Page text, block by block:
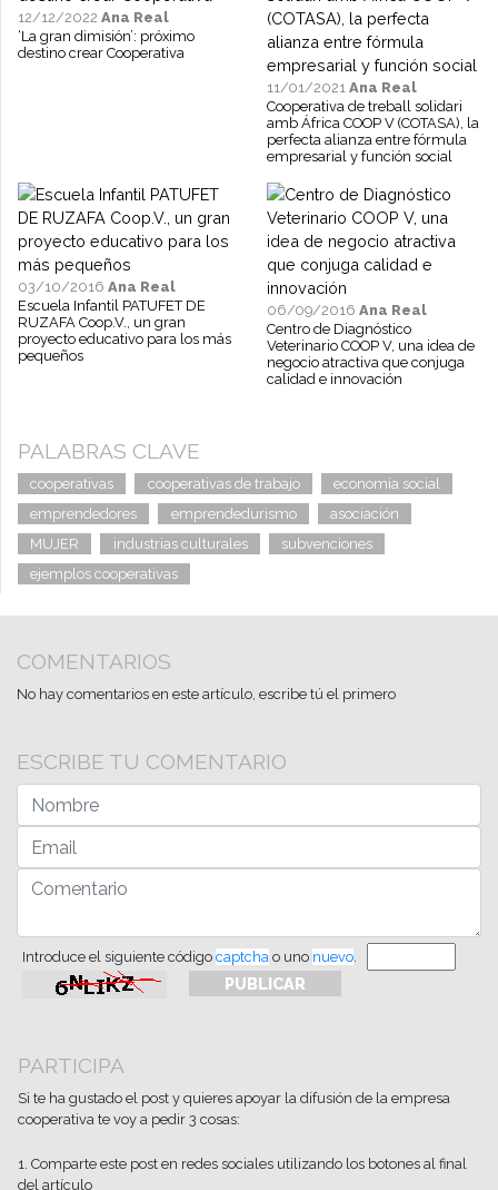
12/12/2022 Ana Real
‘La gran dimisión’: próximo
destino crear Cooperativa
11/01/2021 Ana Real
Cooperativa de treball solidari
amb África COOP V (COTASA), la
perfecta alianza entre fórmula
empresarial y función social
03/10/2016 Ana Real
Escuela Infantil PATUFET DE
RUZAFA Coop.V., un gran
proyecto educativo para los más
pequeños
06/09/2016 Ana Real
Centro de Diagnóstico
Veterinario COOP V, una idea de
negocio atractiva que conjuga
calidad e innovación
PALABRAS CLAVE
cooperativas cooperativas de trabajo
economía social
emprendedores
emprendedurismo
asociación
MUJER
industrias culturales
subvenciones
ejemplos cooperativas
COMENTARIOS
No hay comentarios en este artículo, escribe tú el primero
ESCRIBE TU COMENTARIO
Introduce el siguiente código captcha o uno nuevo.
PARTICIPA
Si te ha gustado el post y quieres apoyar la difusión de la empresa
cooperativa te voy a pedir 3 cosas:
1. Comparte este post en redes sociales utilizando los botones al final
del artículo